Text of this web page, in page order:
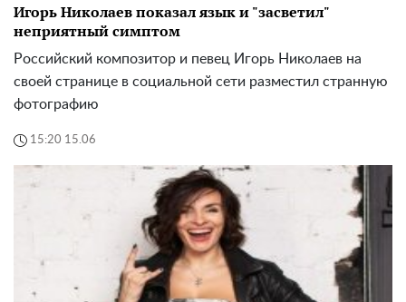
Игорь Николаев показал язык и "засветил"
неприятный симптом
Российский композитор и певец Игорь Николаев на
своей странице в социальной сети разместил странную
фотографию
15:20 15.06